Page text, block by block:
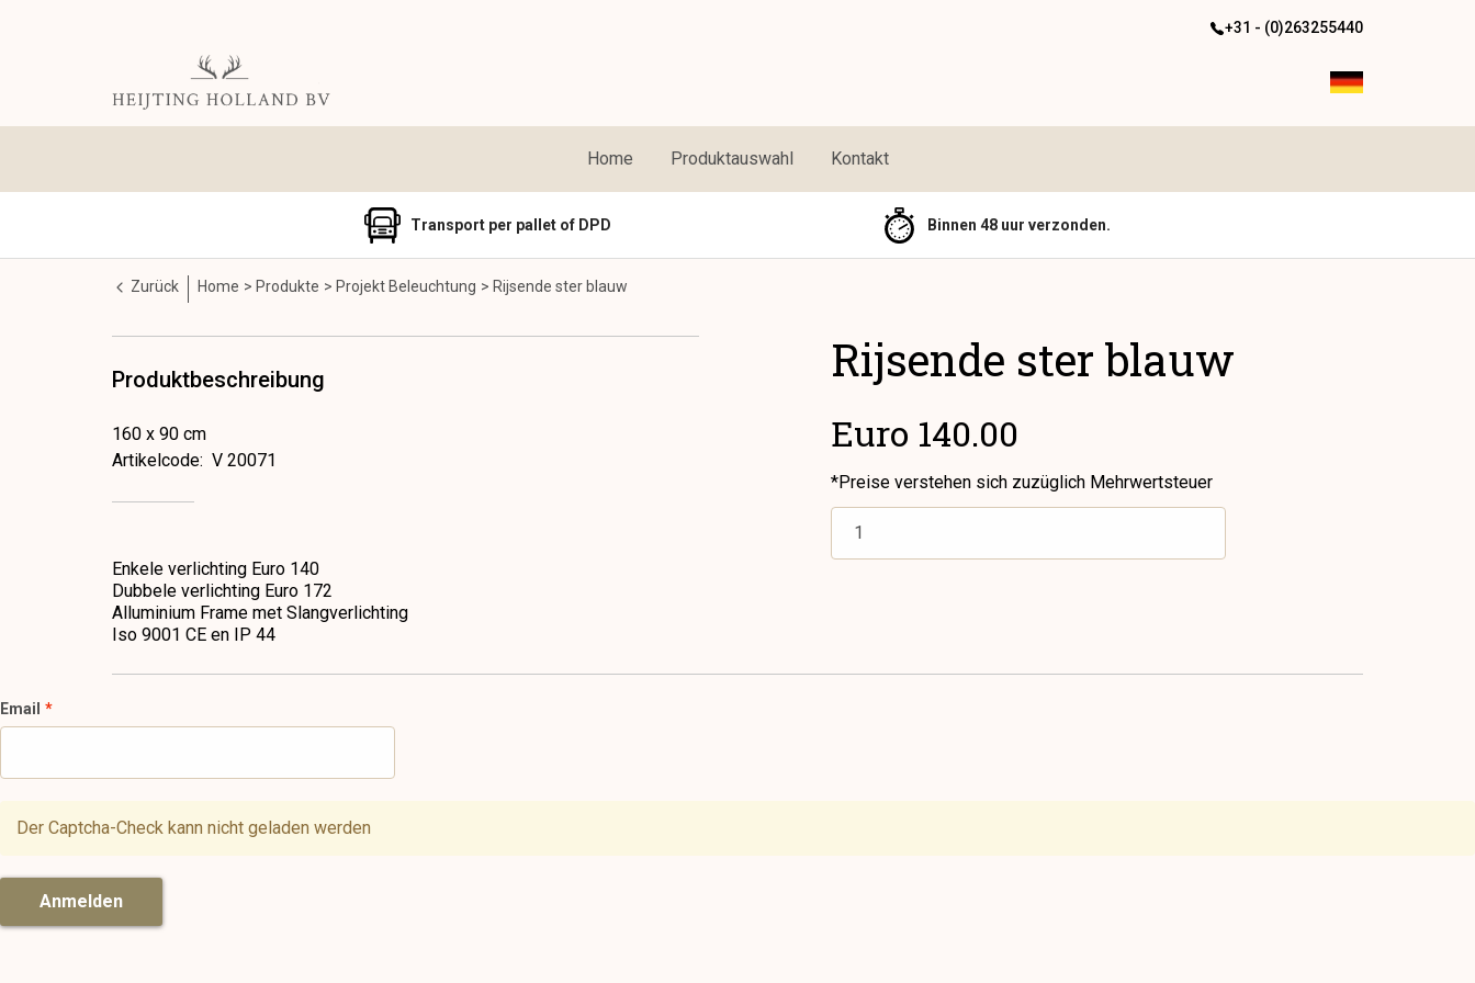
+31 - (0)263255440
Home Produktauswahl Kontakt
Transport per pallet of DPD Binnen 48 uur verzonden.
Zurück Home Produkte Projekt Beleuchtung Rijsende ster blauw
Produktbeschreibung
160 x 90 cm
Artikelcode: V 20071
Enkele verlichting Euro 140
Dubbele verlichting Euro 172
Alluminium Frame met Slangverlichting
Iso 9001 CE en IP 44
Rijsende ster blauw
Euro 140.00
*Preise verstehen sich zuzüglich Mehrwertsteuer
Email
Der Captcha-Check kann nicht geladen werden
Anmelden